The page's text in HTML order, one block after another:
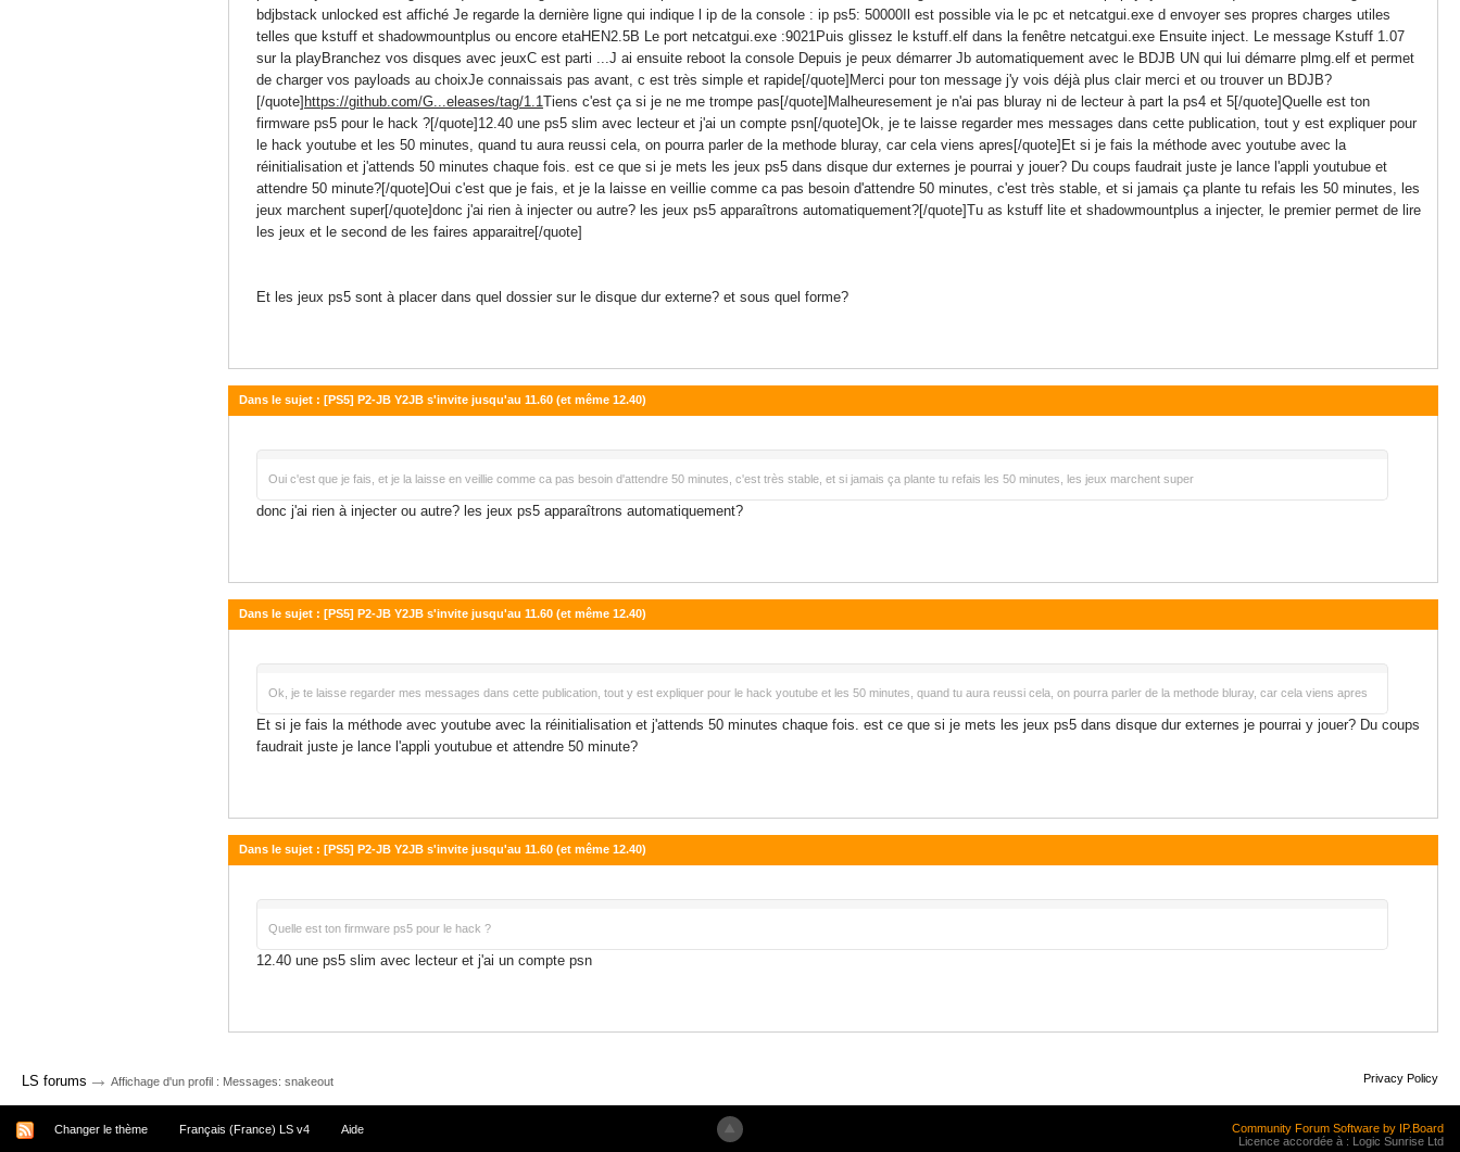
bdjbstack unlocked est affiché Je regarde la dernière ligne qui indique l ip de la console : ip ps5: 50000Il est possible via le pc et netcatgui.exe d envoyer ses propres charges utiles
telles que kstuff et shadowmountplus ou encore etaHEN2.5B Le port netcatgui.exe :9021Puis glissez le kstuff.elf dans la fenêtre netcatgui.exe Ensuite inject. Le message Kstuff 1.07
sur la playBranchez vos disques avec jeuxC est parti ...J ai ensuite reboot la console Depuis je peux démarrer Jb automatiquement avec le BDJB UN qui lui démarre plmg.elf et permet
de charger vos payloads au choixJe connaissais pas avant, c est très simple et rapide[/quote]Merci pour ton message j'y vois déjà plus clair merci et ou trouver un BDJB?
[/quote] https://github.com/G...eleases/tag/1.1Tiens c'est ça si je ne me trompe pas[/quote]Malheuresement je n'ai pas bluray ni de lecteur à part la ps4 et 5[/quote]Quelle est ton
firmware ps5 pour le hack ?[/quote]12.40 une ps5 slim avec lecteur et j'ai un compte psn[/quote]Ok, je te laisse regarder mes messages dans cette publication, tout y est expliquer pour
le hack youtube et les 50 minutes, quand tu aura reussi cela, on pourra parler de la methode bluray, car cela viens apres[/quote]Et si je fais la méthode avec youtube avec la
réinitialisation et j'attends 50 minutes chaque fois. est ce que si je mets les jeux ps5 dans disque dur externes je pourrai y jouer? Du coups faudrait juste je lance l'appli youtubue et
attendre 50 minute?[/quote]Oui c'est que je fais, et je la laisse en veillie comme ca pas besoin d'attendre 50 minutes, c'est très stable, et si jamais ça plante tu refais les 50 minutes, les
jeux marchent super[/quote]donc j'ai rien à injecter ou autre? les jeux ps5 apparaîtrons automatiquement?[/quote]Tu as kstuff lite et shadowmountplus a injecter, le premier permet de lire
les jeux et le second de les faires apparaitre[/quote]
Et les jeux ps5 sont à placer dans quel dossier sur le disque dur externe? et sous quel forme?
Dans le sujet : [PS5] P2-JB Y2JB s'invite jusqu'au 11.60 (et même 12.40)
Oui c'est que je fais, et je la laisse en veillie comme ca pas besoin d'attendre 50 minutes, c'est très stable, et si jamais ça plante tu refais les 50 minutes, les jeux marchent super
donc j'ai rien à injecter ou autre? les jeux ps5 apparaîtrons automatiquement?
Dans le sujet : [PS5] P2-JB Y2JB s'invite jusqu'au 11.60 (et même 12.40)
Ok, je te laisse regarder mes messages dans cette publication, tout y est expliquer pour le hack youtube et les 50 minutes, quand tu aura reussi cela, on pourra parler de la methode bluray, car cela viens apres
Et si je fais la méthode avec youtube avec la réinitialisation et j'attends 50 minutes chaque fois. est ce que si je mets les jeux ps5 dans disque dur externes je pourrai y jouer? Du coups
faudrait juste je lance l'appli youtubue et attendre 50 minute?
Dans le sujet : [PS5] P2-JB Y2JB s'invite jusqu'au 11.60 (et même 12.40)
Quelle est ton firmware ps5 pour le hack ?
12.40 une ps5 slim avec lecteur et j'ai un compte psn
LS forums → Affichage d'un profil : Messages: snakeout Privacy Policy
Changer le thème Français (France) LS v4 Aide
Community Forum Software by IP.Board
Licence accordée à : Logic Sunrise Ltd